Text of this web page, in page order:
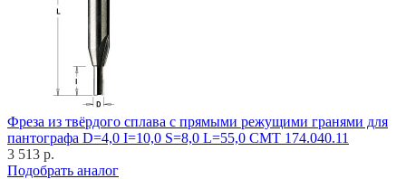
Фреза из твёрдого сплава с прямыми режущими гранями для
пантографа D=4,0 I=10,0 S=8,0 L=55,0 CMT 174.040.11
3 513 р.
Подобрать аналог